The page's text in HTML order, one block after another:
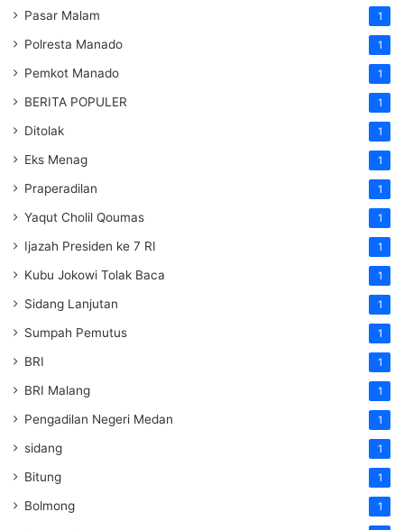
Pasar Malam 1
Polresta Manado 1
Pemkot Manado 1
BERITA POPULER 1
Ditolak 1
Eks Menag 1
Praperadilan 1
Yaqut Cholil Qoumas 1
Ijazah Presiden ke 7 RI 1
Kubu Jokowi Tolak Baca 1
Sidang Lanjutan 1
Sumpah Pemutus 1
BRI 1
BRI Malang 1
Pengadilan Negeri Medan 1
sidang 1
Bitung 1
Bolmong 1